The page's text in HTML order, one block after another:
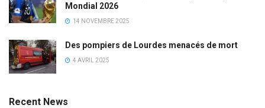
Mondial 2026
14 NOVEMBRE 2025
Des pompiers de Lourdes menacés de mort
4 AVRIL 2025
Recent News